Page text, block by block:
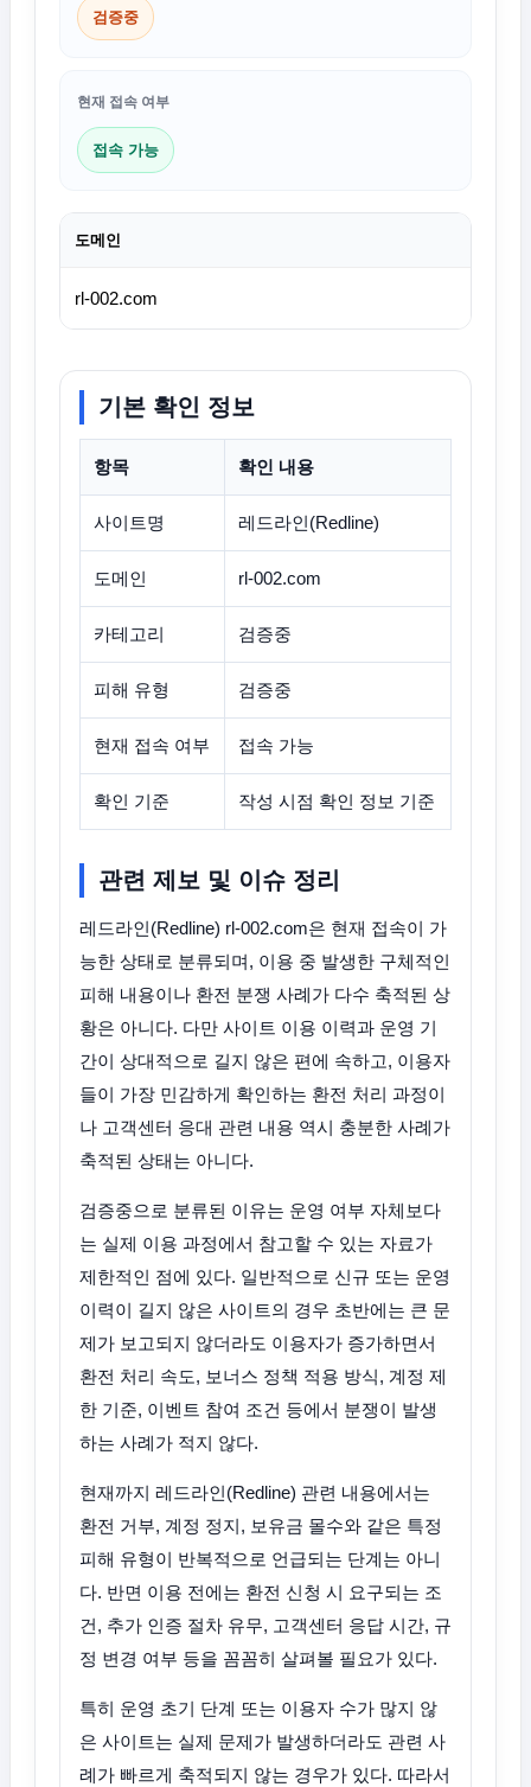
검증중
현재 접속 여부
접속 가능
도메인
rl-002.com
기본 확인 정보
항목 확인 내용
사이트명 레드라인(Redline)
도메인 rl-002.com
카테고리 검증중
피해 유형 검증중
현재 접속 여부 접속 가능
확인 기준 작성 시점 확인 정보 기준
관련 제보 및 이슈 정리
레드라인(Redline) rl-002.com은 현재 접속이 가
능한 상태로 분류되며, 이용 중 발생한 구체적인
피해 내용이나 환전 분쟁 사례가 다수 축적된 상
황은 아니다. 다만 사이트 이용 이력과 운영 기
간이 상대적으로 길지 않은 편에 속하고, 이용자
들이 가장 민감하게 확인하는 환전 처리 과정이
나 고객센터 응대 관련 내용 역시 충분한 사례가
축적된 상태는 아니다.
검증중으로 분류된 이유는 운영 여부 자체보다
는 실제 이용 과정에서 참고할 수 있는 자료가
제한적인 점에 있다. 일반적으로 신규 또는 운영
이력이 길지 않은 사이트의 경우 초반에는 큰 문
제가 보고되지 않더라도 이용자가 증가하면서
환전 처리 속도, 보너스 정책 적용 방식, 계정 제
한 기준, 이벤트 참여 조건 등에서 분쟁이 발생
하는 사례가 적지 않다.
현재까지 레드라인(Redline) 관련 내용에서는
환전 거부, 계정 정지, 보유금 몰수와 같은 특정
피해 유형이 반복적으로 언급되는 단계는 아니
다. 반면 이용 전에는 환전 신청 시 요구되는 조
건, 추가 인증 절차 유무, 고객센터 응답 시간, 규
정 변경 여부 등을 꼼꼼히 살펴볼 필요가 있다.
특히 운영 초기 단계 또는 이용자 수가 많지 않
은 사이트는 실제 문제가 발생하더라도 관련 사
례가 빠르게 축적되지 않는 경우가 있다. 따라서